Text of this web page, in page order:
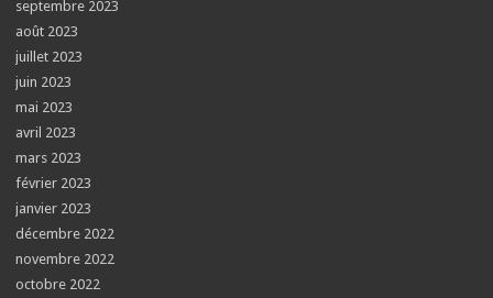
septembre 2023
août 2023
juillet 2023
juin 2023
mai 2023
avril 2023
mars 2023
février 2023
janvier 2023
décembre 2022
novembre 2022
octobre 2022